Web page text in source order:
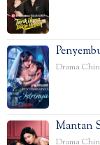
Drama
Mantan
Drama